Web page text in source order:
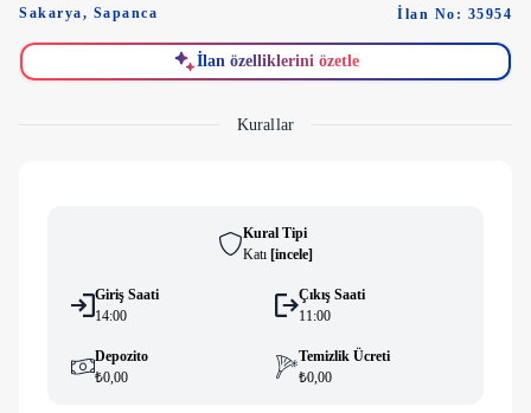
Sakarya, Sapanca İlan No: 35954
İlan özelliklerini özetle
Kurallar
Kural Tipi
Katı [i̇ncele]
Giriş Saati
14:00
Çıkış Saati
11:00
Depozito
₺0,00
Temizlik Ücreti
₺0,00